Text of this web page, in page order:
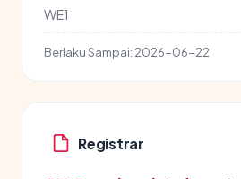
WE1
Berlaku Sampai: 2026-06-22
Registrar